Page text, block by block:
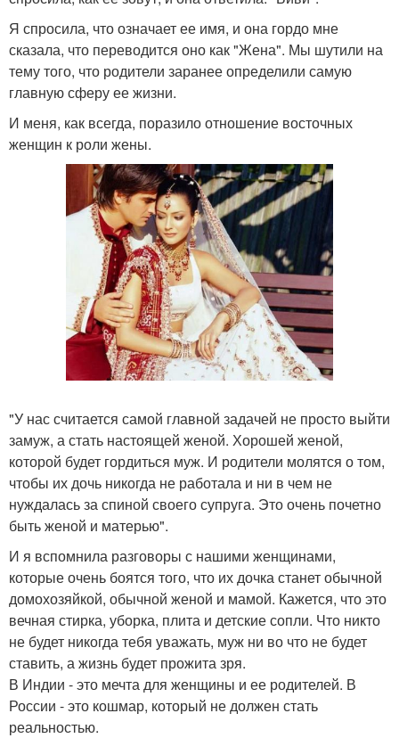
Я спросила, что означает ее имя, и она гордо мне
сказала, что переводится оно как "Жена". Мы шутили на
тему того, что родители заранее определили самую
главную сферу ее жизни.
И меня, как всегда, поразило отношение восточных
женщин к роли жены.
"У нас считается самой главной задачей не просто выйти
замуж, а стать настоящей женой. Хорошей женой,
которой будет гордиться муж. И родители молятся о том,
чтобы их дочь никогда не работала и ни в чем не
нуждалась за спиной своего супруга. Это очень почетно
быть женой и матерью".
И я вспомнила разговоры с нашими женщинами,
которые очень боятся того, что их дочка станет обычной
домохозяйкой, обычной женой и мамой. Кажется, что это
вечная стирка, уборка, плита и детские сопли. Что никто
не будет никогда тебя уважать, муж ни во что не будет
ставить, а жизнь будет прожита зря.
В Индии - это мечта для женщины и ее родителей. В
России - это кошмар, который не должен стать
реальностью.